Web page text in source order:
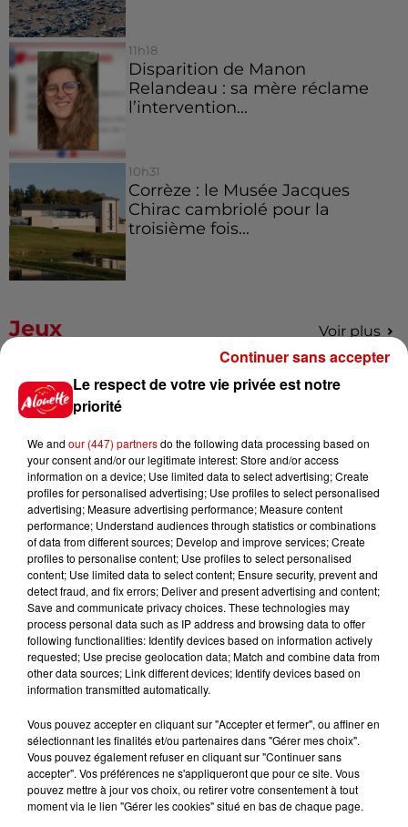
11h18
Disparition de Manon
Relandeau : sa mère réclame
l’intervention...
10h31
Corrèze : le Musée Jacques
Chirac cambriolé pour la
troisième fois...
Jeux Voir plus
Gagnez vos places pour le
Festival du Roi Arthur 2026 !
Gagnez vos entrées pour le
Musée du Sport Automobile au
Mans !
Alouette vous invite à
Futuroscope Xperiences !
Le Duel - Gagnez votre balade
en jet ski !
Le respect de votre vie privée est notre
priorité
We and our (447) partnersdo the following data processing based on
your consent and/or our legitimate interest: Store and/or access
information on a device; Use limited data to select advertising; Create
profiles for personalised advertising; Use profiles to select personalised
advertising; Measure advertising performance; Measure content
performance; Understand audiences through statistics or combinations
of data from different sources; Develop and improve services; Create
profiles to personalise content; Use profiles to select personalised
content; Use limited data to select content; Ensure security, prevent and
detect fraud, and fix errors; Deliver and present advertising and content;
Save and communicate privacy choices. These technologies may
process personal data such as IP address and browsing data to offer
following functionalities: Identify devices based on information actively
requested; Use precise geolocation data; Match and combine data from
other data sources; Link different devices; Identify devices based on
information transmitted automatically.
Vous pouvez accepter en cliquant sur "Accepter et fermer", ou affiner en
sélectionnant les finalités et/ou partenaires dans "Gérer mes choix".
Vous pouvez également refuser en cliquant sur "Continuer sans
accepter". Vos préférences ne s'appliqueront que pour ce site. Vous
pouvez mettre à jour vos choix, ou retirer votre consentement à tout
moment via le lien "Gérer les cookies" situé en bas de chaque page.
Continuer sans accepter